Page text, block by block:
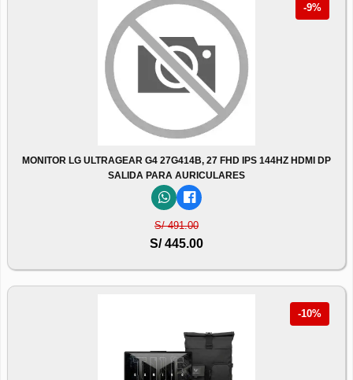
-9%
MONITOR LG ULTRAGEAR G4 27G414B, 27 FHD IPS 144HZ HDMI DP
SALIDA PARA AURICULARES
S/ 491.00
S/ 445.00
-10%